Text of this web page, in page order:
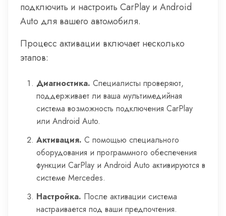
подключить и настроить CarPlay и Android
Auto для вашего автомобиля.
Процесс активации включает несколько
этапов:
Диагностика. Специалисты проверяют,
поддерживает ли ваша мультимедийная
система возможность подключения CarPlay
или Android Auto.
Активация. С помощью специального
оборудования и программного обеспечения
функции CarPlay и Android Auto активируются в
системе Mercedes.
Настройка. После активации система
настраивается под ваши предпочтения.